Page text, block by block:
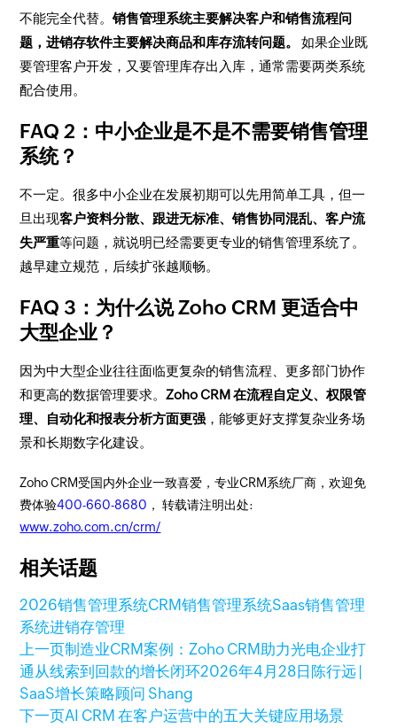
不能完全代替。销售管理系统主要解决客户和销售流程问
题，进销存软件主要解决商品和库存流转问题。
如果企业既
要管理客户开发，又要管理库存出入库，通常需要两类系统
配合使用。
FAQ 2：中小企业是不是不需要销售管理
系统？
不一定。很多中小企业在发展初期可以先用简单工具，但一
旦出现客户资料分散、跟进无标准、销售协同混乱、客户流
失严重等问题，就说明已经需要更专业的销售管理系统了。
越早建立规范，后续扩张越顺畅。
FAQ 3：为什么说 Zoho CRM 更适合中
大型企业？
因为中大型企业往往面临更复杂的销售流程、更多部门协作
和更高的数据管理要求。Zoho CRM 在流程自定义、权限管
理、自动化和报表分析方面更强 ，能够更好支撑复杂业务场
景和长期数字化建设。
Zoho CRM受国内外企业一致喜爱，专业CRM系统厂商，欢迎免
费体验400-660-8680 ， 转载请注明出处:
www.zoho.com.cn/crm/
相关话题
2026销售管理系统CRM销售管理系统Saas销售管理
系统进销存管理
上一页制造业CRM案例：Zoho CRM助力光电企业打
通从线索到回款的增长闭环2026年4月28日 陈行远 |
SaaS增长策略顾问 Shang
下一页AI CRM 在客户运营中的五大关键应用场景